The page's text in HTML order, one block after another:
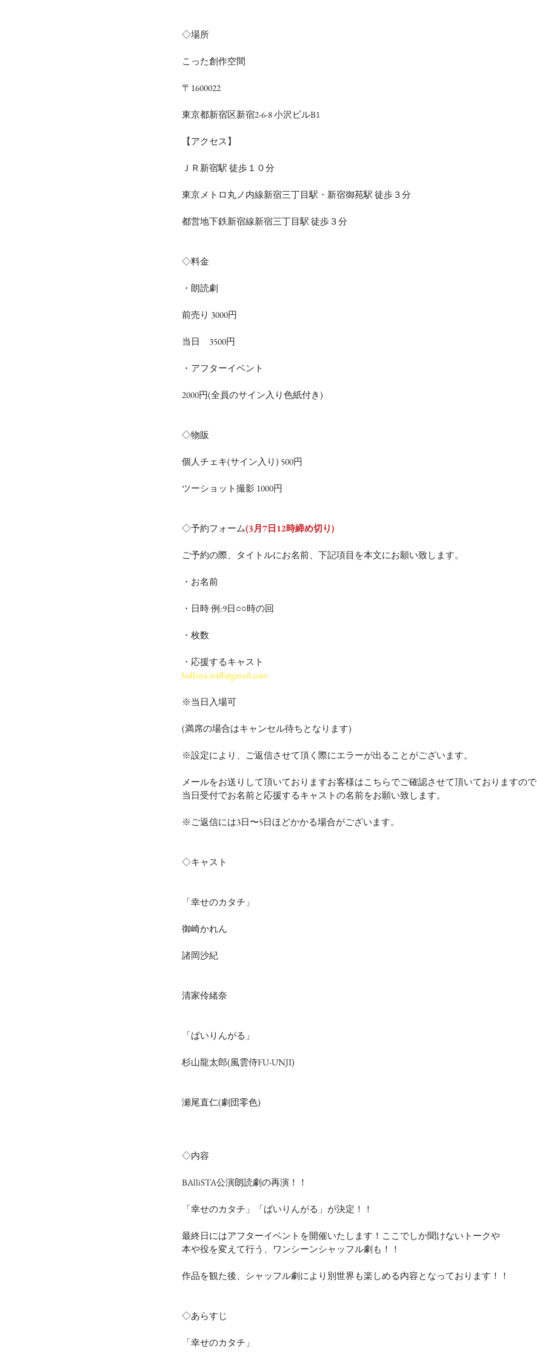
◇場所
こった創作空間
〒1600022
東京都新宿区新宿2-6-8 小沢ビルB1
【アクセス】
ＪＲ新宿駅 徒歩１０分
東京メトロ丸ノ内線新宿三丁目駅・新宿御苑駅 徒歩３分
都営地下鉄新宿線新宿三丁目駅 徒歩３分
◇料金
・朗読劇
前売り 3000円
当日     3500円
・アフターイベント
2000円(全員のサイン入り色紙付き)
◇物販
個人チェキ(サイン入り) 500円
ツーショット撮影 1000円
◇予約フォーム(3月7日12時締め切り)
ご予約の際、タイトルにお名前、下記項目を本文にお願い致します。
・お名前
・日時 例:9日○○時の回
・枚数
・応援するキャスト
ballista.staff@gmail.com
※当日入場可
(満席の場合はキャンセル待ちとなります)
※設定により、ご返信させて頂く際にエラーが出ることがございます。
メールをお送りして頂いておりますお客様はこちらでご確認させて頂いておりますので
当日受付でお名前と応援するキャストの名前をお願い致します。
※ご返信には3日〜5日ほどかかる場合がございます。
◇キャスト
「幸せのカタチ」
御崎かれん
諸岡沙紀
清家伶緒奈
「ばいりんがる」
杉山龍太郎(風雲侍FU-UNJI)
瀬尾直仁(劇団零色)
◇内容
BAlliSTA公演朗読劇の再演！！
「幸せのカタチ」「ばいりんがる」が決定！！
最終日にはアフターイベントを開催いたします！ここでしか聞けないトークや
本や役を変えて行う、ワンシーンシャッフル劇も！！
作品を観た後、シャッフル劇により別世界も楽しめる内容となっております！！
◇あらすじ
「幸せのカタチ」